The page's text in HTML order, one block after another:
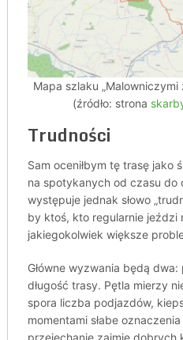
Mapa szlaku
(źródło: strona
Trudności
Sam oceniłbym tę trasę jako
na spotykanych od czasu do
występuje jednak słowo
by ktoś, kto regularnie jeździ
jakiegokolwiek większe
Główne wyzwania będą
długość trasy. Pętla mierzy
spora liczba podjazdów,
momentami słabe
przejechanie zajmie dobrych